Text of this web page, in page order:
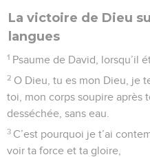
La victoire de Dieu
langues
1 Psaume de David, lorsqu’il
2 O Dieu, tu es mon Dieu, je
toi, mon corps soupire après
desséchée, sans eau.
3 C’est pourquoi je t’ai
voir ta force et ta gloire,